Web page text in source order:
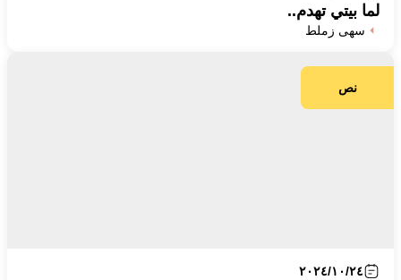
لما بيتي تهدم..
سهى زملط
نص
٢٠٢٤/١٠/٢٤